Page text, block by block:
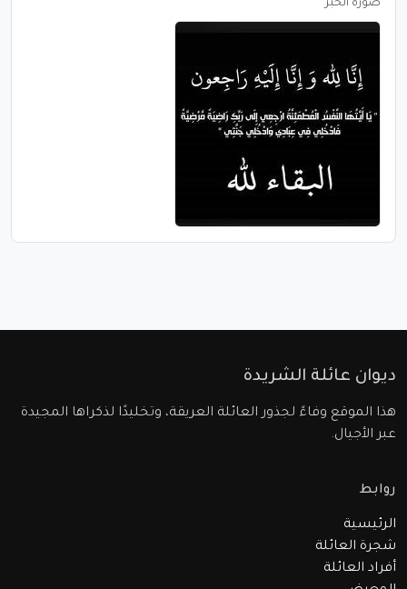
صورة الخبر
ديوان عائلة الشريدة
هذا الموقع وفاءً لجذور العائلة العريقة، وتخليدًا لذكراها المجيدة
عبر الأجيال.
روابط
الرئيسية
شجرة العائلة
أفراد العائلة